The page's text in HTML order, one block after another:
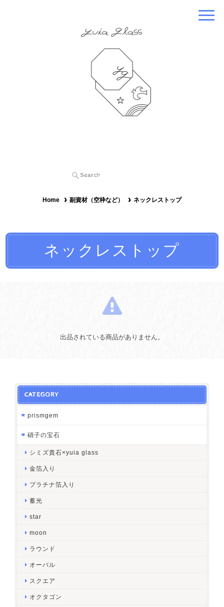
Home 副資材（空枠など） ネックレストップ
ネックレストップ
出品されている商品がありません。
CATEGORY
prismgem
硝子の宝石
シミズ貴石×yuia glass
金箔入り
プラチナ箔入り
蓄光
star
moon
ラウンド
オーバル
スクエア
オクタゴン